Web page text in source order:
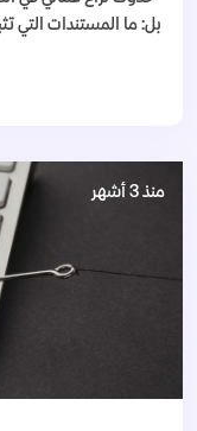
بل: ما المستندات التي
منذ 3 أشهر